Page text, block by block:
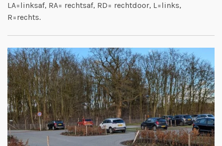
LA=linksaf, RA= rechtsaf, RD= rechtdoor, L=links,
R=rechts.